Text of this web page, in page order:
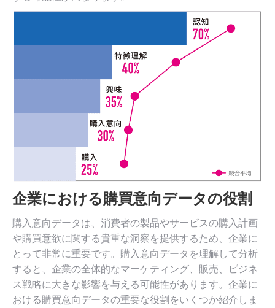
企業における購買意向データの役割
購入意向データは、消費者の製品やサービスの購入計画
や購買意欲に関する貴重な洞察を提供するため、企業に
とって非常に重要です。購入意向データを理解して分析
すると、企業の全体的なマーケティング、販売、ビジネ
ス戦略に大きな影響を与える可能性があります。企業に
おける購買意向データの重要な役割をいくつか紹介しま